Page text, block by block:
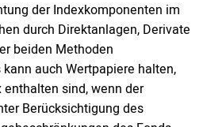
der Indexkomponenten im
durch Direktanlagen, Derivate
beiden Methoden
auch Wertpapiere halten,
sind, wenn der
Berücksichtigung des